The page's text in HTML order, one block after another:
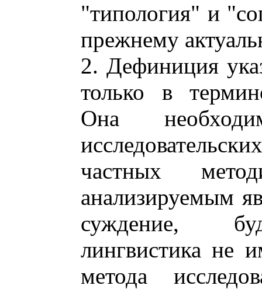
"типология" и
прежнему
2. Дефиниция
только в
Она
частных
анализируемым
суждение,
лингвистика не
метода